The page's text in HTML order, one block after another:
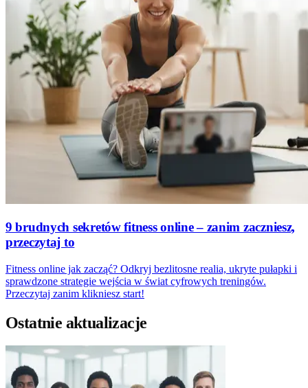
9 brudnych sekretów fitness online – zanim zaczniesz,
przeczytaj to
Fitness online jak zacząć? Odkryj bezlitosne realia, ukryte pułapki i
sprawdzone strategie wejścia w świat cyfrowych treningów.
Przeczytaj zanim klikniesz start!
Ostatnie aktualizacje